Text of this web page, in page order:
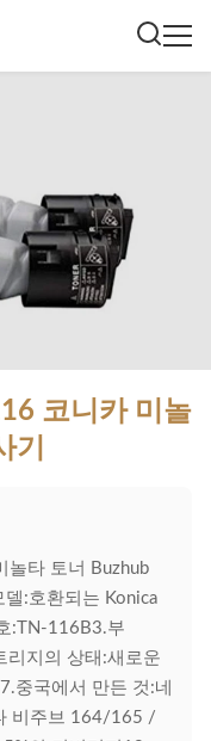
코니카 미놀
기
놀타 토너 Buzhub
:호환되는 Konica
:TN-116B3.부
리지의 상태:새로운
중국에서 만든 것:네
비주브 164/165 /